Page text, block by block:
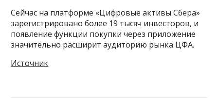
Сейчас на платформе «Цифровые активы Сбера»
зарегистрировано более 19 тысяч инвесторов, и
появление функции покупки через приложение
значительно расширит аудиторию рынка ЦФА.
Источник